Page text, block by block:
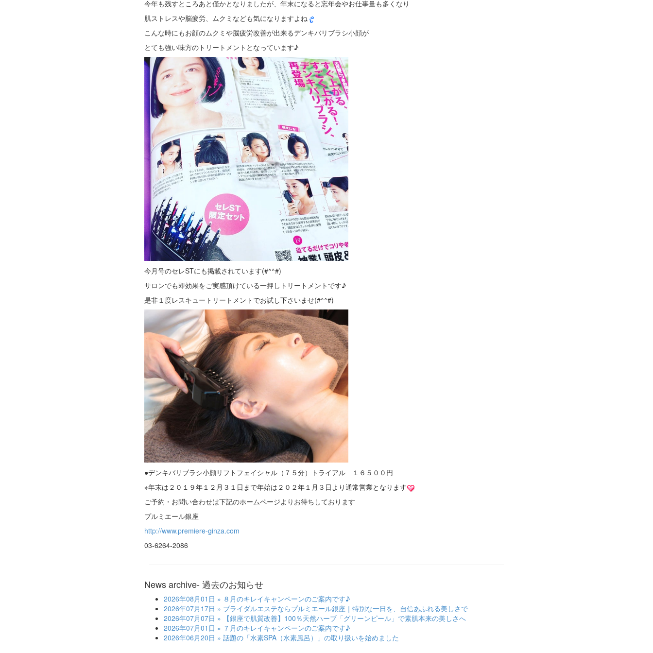
今年も残すところあと僅かとなりましたが、年末になると忘年会やお仕事量も多くなり
肌ストレスや脳疲労、ムクミなども気になりますよね
こんな時にもお顔のムクミや脳疲労改善が出来るデンキバリブラシ小顔が
とても強い味方のトリートメントとなっています♪
今月号のセレSTにも掲載されています(#^^#)
サロンでも即効果をご実感頂けている一押しトリートメントです♪
是非１度レスキュートリートメントでお試し下さいませ(#^^#)
●デンキバリブラシ小顔リフトフェイシャル（７５分）トライアル １６５００円
※年末は２０１９年１２月３１日まで年始は２０２年１月３日より通常営業となります
ご予約・お問い合わせは下記のホームページよりお待ちしております
プルミエール銀座
http://www.premiere-ginza.com
03-6264-2086
News archive- 過去のお知らせ
2026年08月01日 » ８月のキレイキャンペーンのご案内です♪
2026年07月17日 » ブライダルエステならプルミエール銀座｜特別な一日を、自信あふれる美しさで
2026年07月07日 » 【銀座で肌質改善】100％天然ハーブ「グリーンピール」で素肌本来の美しさへ
2026年07月01日 » ７月のキレイキャンペーンのご案内です♪
2026年06月20日 » 話題の「水素SPA（水素風呂）」の取り扱いを始めました